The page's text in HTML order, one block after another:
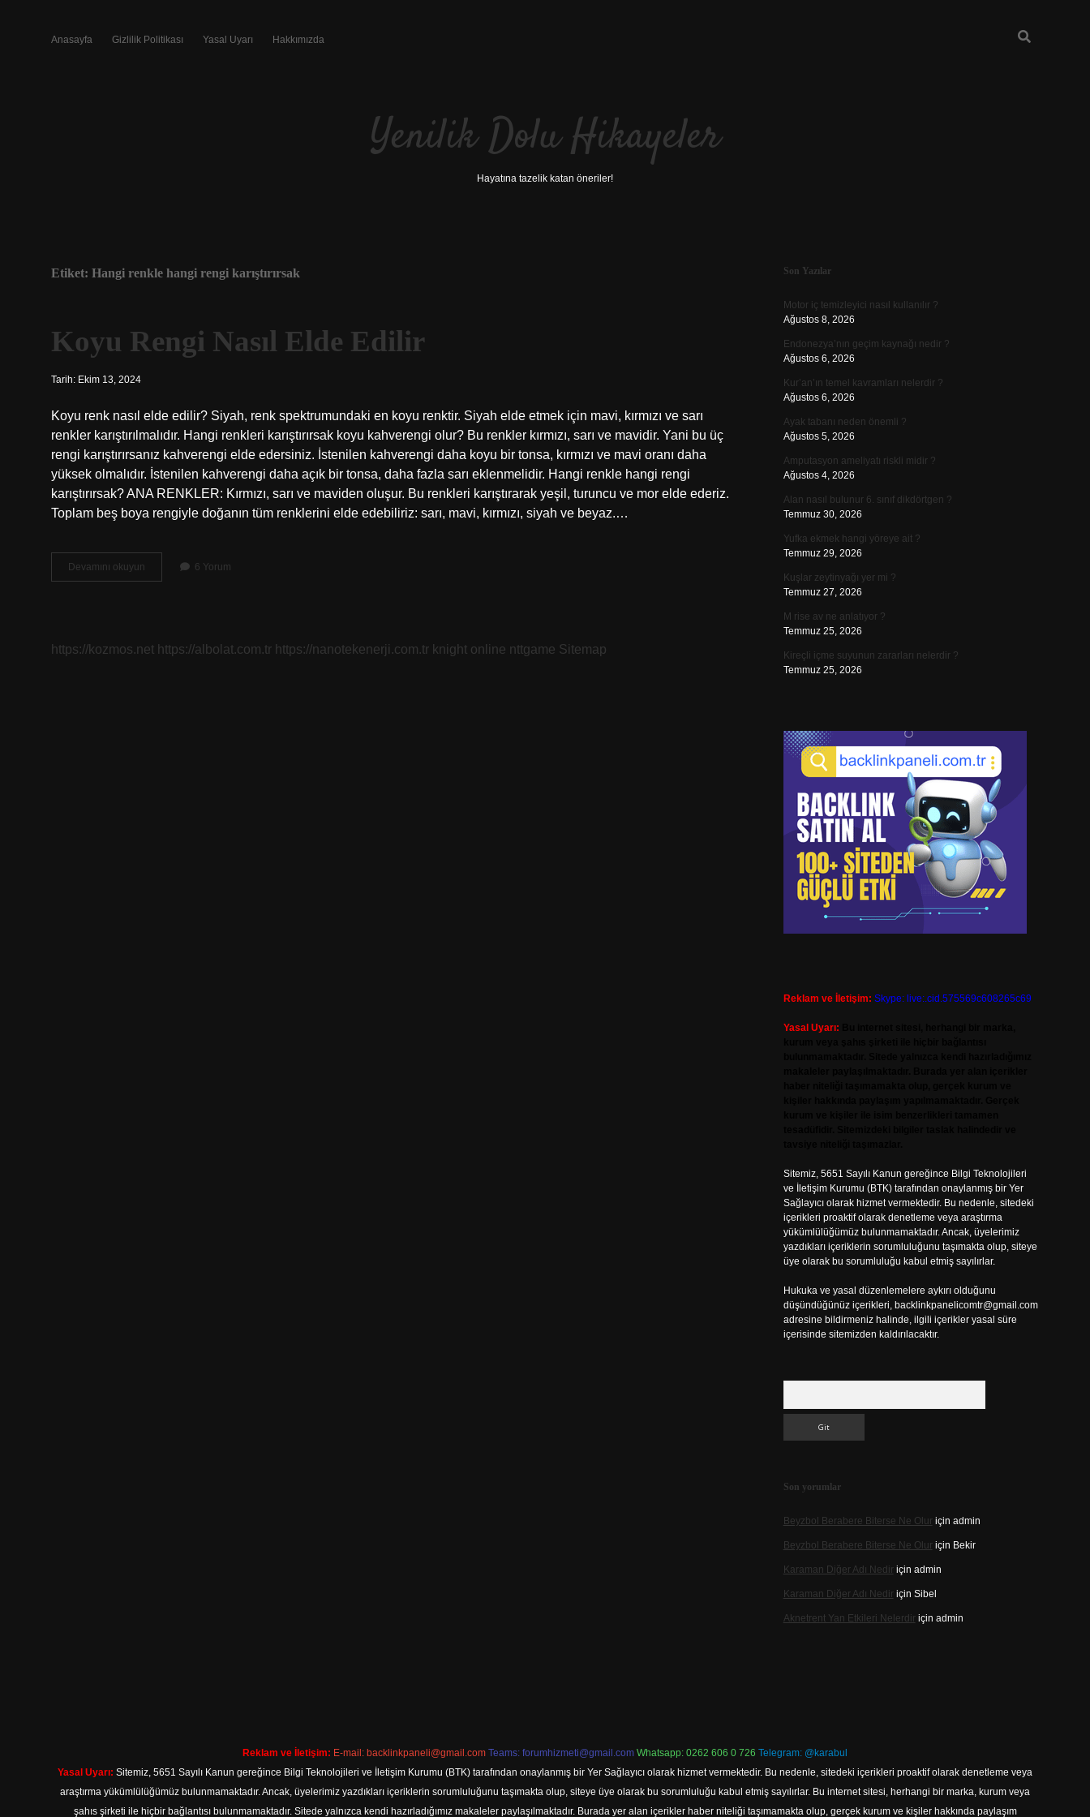
Anasayfa Gizlilik Politikası Yasal Uyarı Hakkımızda
Yenilik Dolu Hikayeler
Hayatına tazelik katan öneriler!
Etiket: Hangi renkle hangi rengi karıştırırsak
Koyu Rengi Nasıl Elde Edilir
Tarih: Ekim 13, 2024
Koyu renk nasıl elde edilir? Siyah, renk spektrumundaki en koyu renktir. Siyah elde etmek için mavi, kırmızı ve sarı
renkler karıştırılmalıdır. Hangi renkleri karıştırırsak koyu kahverengi olur? Bu renkler kırmızı, sarı ve mavidir. Yani bu üç
rengi karıştırırsanız kahverengi elde edersiniz. İstenilen kahverengi daha koyu bir tonsa, kırmızı ve mavi oranı daha
yüksek olmalıdır. İstenilen kahverengi daha açık bir tonsa, daha fazla sarı eklenmelidir. Hangi renkle hangi rengi
karıştırırsak? ANA RENKLER: Kırmızı, sarı ve maviden oluşur. Bu renkleri karıştırarak yeşil, turuncu ve mor elde ederiz.
Toplam beş boya rengiyle doğanın tüm renklerini elde edebiliriz: sarı, mavi, kırmızı, siyah ve beyaz.…
Devamını okuyun
Rengi
6 Yorum
https://kozmos.net https://albolat.com.tr https://nanotekenerji.com.tr knight online nttgame Sitemap
Sidebar
Son Yazılar
Motor iç temizleyici nasıl kullanılır ?
Ağustos 8, 2026
Endonezya’nın geçim kaynağı nedir ?
Ağustos 6, 2026
Kur’an’ın temel kavramları nelerdir ?
Ağustos 6, 2026
Ayak tabanı neden önemli ?
Ağustos 5, 2026
Amputasyon ameliyatı riskli midir ?
Ağustos 4, 2026
Alan nasıl bulunur 6. sınıf dikdörtgen ?
Temmuz 30, 2026
Yufka ekmek hangi yöreye ait ?
Temmuz 29, 2026
Kuşlar zeytinyağı yer mi ?
Temmuz 27, 2026
M rise av ne anlatıyor ?
Temmuz 25, 2026
Kireçli içme suyunun zararları nelerdir ?
Temmuz 25, 2026
Reklam ve İletişim: Skype: live:.cid.575569c608265c69
Yasal Uyarı:
Sitemiz, 5651 Sayılı Kanun gereğince Bilgi Teknolojileri
ve İletişim Kurumu (BTK) tarafından onaylanmış bir Yer
Sağlayıcı olarak hizmet vermektedir. Bu nedenle, sitedeki
içerikleri proaktif olarak denetleme veya araştırma
yükümlülüğümüz bulunmamaktadır. Ancak, üyelerimiz
yazdıkları içeriklerin sorumluluğunu taşımakta olup, siteye
üye olarak bu sorumluluğu kabul etmiş sayılırlar.
Hukuka ve yasal düzenlemelere aykırı olduğunu
düşündüğünüz içerikleri, backlinkpanelicomtr@gmail.com
adresine bildirmeniz halinde, ilgili içerikler yasal süre
içerisinde sitemizden kaldırılacaktır.
Son yorumlar
Beyzbol Berabere Biterse Ne Oluriçin admin
Beyzbol Berabere Biterse Ne Oluriçin Bekir
Karaman Diğer Adı Nediriçin admin
Karaman Diğer Adı Nediriçin Sibel
Aknetrent Yan Etkileri Nelerdiriçin admin
Reklam ve İletişim: E-mail: backlinkpaneli@gmail.com Teams: forumhizmeti@gmail.com Whatsapp: 0262 606 0 726 Telegram: @karabul
Yasal Uyarı: Sitemiz, 5651 Sayılı Kanun gereğince Bilgi Teknolojileri ve İletişim Kurumu (BTK) tarafından onaylanmış bir Yer Sağlayıcı olarak hizmet vermektedir. Bu nedenle, sitedeki içerikleri proaktif olarak denetleme veya
araştırma yükümlülüğümüz bulunmamaktadır. Ancak, üyelerimiz yazdıkları içeriklerin sorumluluğunu taşımakta olup, siteye üye olarak bu sorumluluğu kabul etmiş sayılırlar. Bu internet sitesi, herhangi bir marka, kurum veya
şahıs şirketi ile hiçbir bağlantısı bulunmamaktadır. Sitede yalnızca kendi hazırladığımız makaleler paylaşılmaktadır. Burada yer alan içerikler haber niteliği taşımamakta olup, gerçek kurum ve kişiler hakkında paylaşım